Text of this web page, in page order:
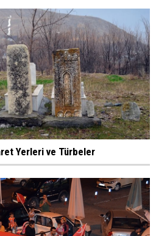
Yerleri ve Türbeler